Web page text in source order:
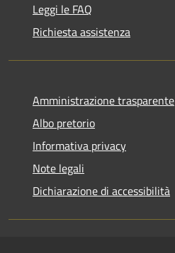
Leggi le FAQ
Richiesta assistenza
Amministrazione trasparente
Albo pretorio
Informativa privacy
Note legali
Dichiarazione di accessibilità